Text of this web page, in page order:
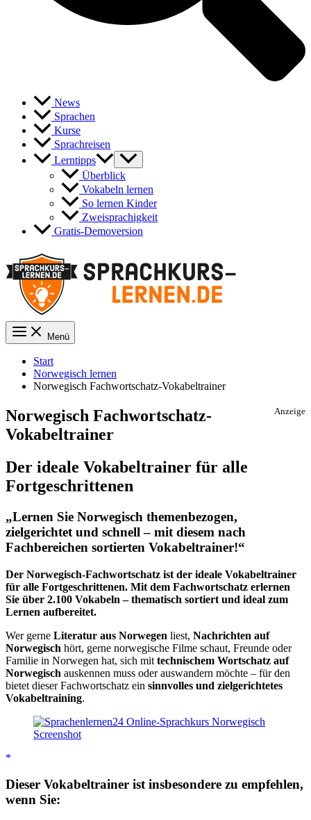
News
Sprachen
Kurse
Sprachreisen
Lerntipps
Überblick
Vokabeln lernen
So lernen Kinder
Zweisprachigkeit
Gratis-Demoversion
Menü
Start
Norwegisch lernen
Norwegisch Fachwortschatz-Vokabeltrainer
Anzeige
Norwegisch Fachwortschatz-
Vokabeltrainer
Der ideale Vokabeltrainer für alle
Fortgeschrittenen
„Lernen Sie Norwegisch themenbezogen,
zielgerichtet und schnell – mit diesem nach
Fachbereichen sortierten Vokabeltrainer!“
Der Norwegisch-Fachwortschatz ist der ideale Vokabeltrainer
für alle Fortgeschrittenen. Mit dem Fachwortschatz erlernen
Sie über 2.100 Vokabeln – thematisch sortiert und ideal zum
Lernen aufbereitet.
Wer gerne Literatur aus Norwegen liest, Nachrichten auf
Norwegisch hört, gerne norwegische Filme schaut, Freunde oder
Familie in Norwegen hat, sich mit technischem Wortschatz auf
Norwegisch auskennen muss oder auswandern möchte – für den
bietet dieser Fachwortschatz ein sinnvolles und zielgerichtetes
Vokabeltraining.
Dieser Vokabeltrainer ist insbesondere zu empfehlen,
wenn Sie: